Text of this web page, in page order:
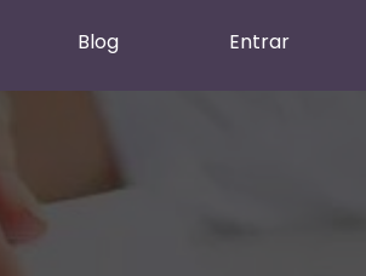
Blog Entrar